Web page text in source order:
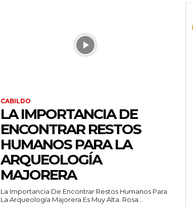
CABILDO
LA IMPORTANCIA DE
ENCONTRAR RESTOS
HUMANOS PARA LA
ARQUEOLOGÍA
MAJORERA
La Importancia De Encontrar Restos Humanos Para
La Arqueología Majorera Es Muy Alta. Rosa...